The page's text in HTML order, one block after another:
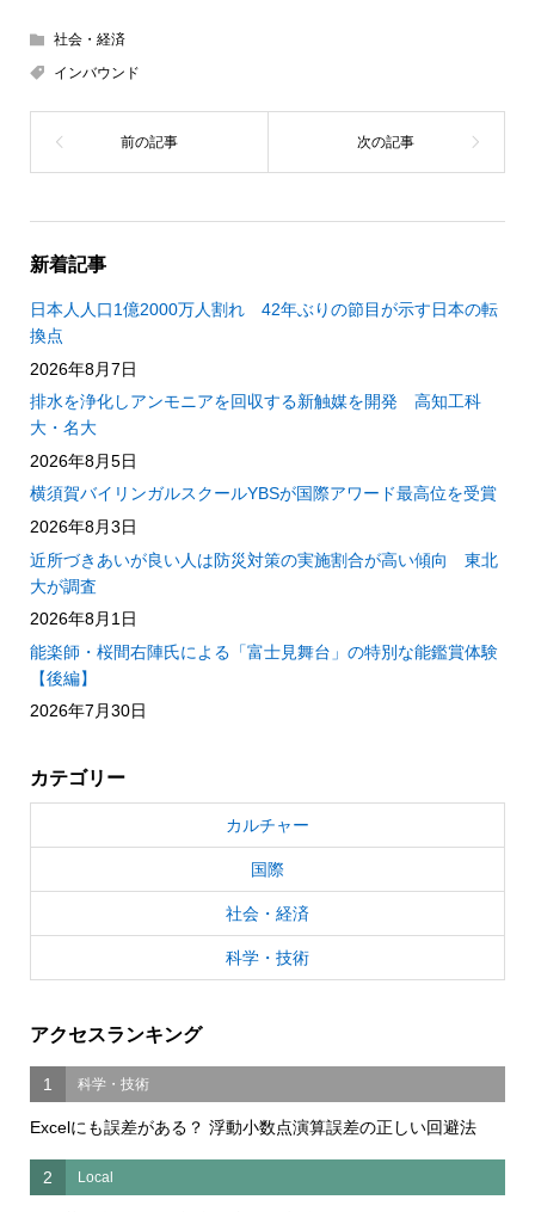
社会・経済
インバウンド
新着記事
日本人人口1億2000万人割れ 42年ぶりの節目が示す日本の転
換点
2026年8月7日
排水を浄化しアンモニアを回収する新触媒を開発 高知工科
大・名大
2026年8月5日
横須賀バイリンガルスクールYBSが国際アワード最高位を受賞
2026年8月3日
近所づきあいが良い人は防災対策の実施割合が高い傾向 東北
大が調査
2026年8月1日
能楽師・桜間右陣氏による「富士見舞台」の特別な能鑑賞体験
【後編】
2026年7月30日
カテゴリー
カルチャー
国際
社会・経済
科学・技術
アクセスランキング
1 科学・技術
Excelにも誤差がある？ 浮動小数点演算誤差の正しい回避法
2 Local